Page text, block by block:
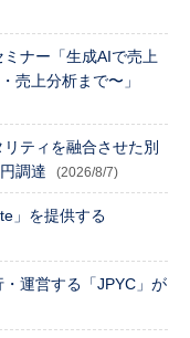
ミナー「生成AIで売上
売上分析まで〜」
ティを融合させた別
調達
(2026/8/7)
」を提供する
運営する「JPYC」が